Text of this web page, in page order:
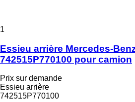
1
Essieu arrière Mercedes-
742515P770100 pour camion
Prix sur demande
Essieu arrière
742515P770100